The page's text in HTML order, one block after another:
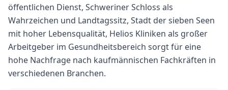
öffentlichen Dienst, Schweriner Schloss als
Wahrzeichen und Landtagssitz, Stadt der sieben Seen
mit hoher Lebensqualität, Helios Kliniken als großer
Arbeitgeber im Gesundheitsbereich sorgt für eine
hohe Nachfrage nach kaufmännischen Fachkräften in
verschiedenen Branchen.